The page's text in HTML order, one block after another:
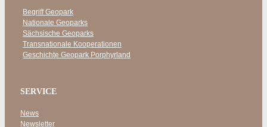
Begriff Geopark
Nationale Geoparks
Sächsische Geoparks
Transnationale Kooperationen
Geschichte Geopark Porphyrland
SERVICE
News
Newsletter